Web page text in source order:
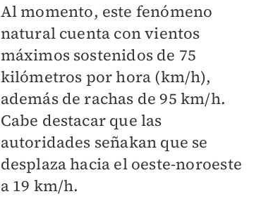
Al momento, este fenómeno
natural cuenta con vientos
máximos sostenidos de 75
kilómetros por hora (km/h),
además de rachas de 95 km/h.
Cabe destacar que las
autoridades señakan que se
desplaza hacia el oeste-noroeste
a 19 km/h.